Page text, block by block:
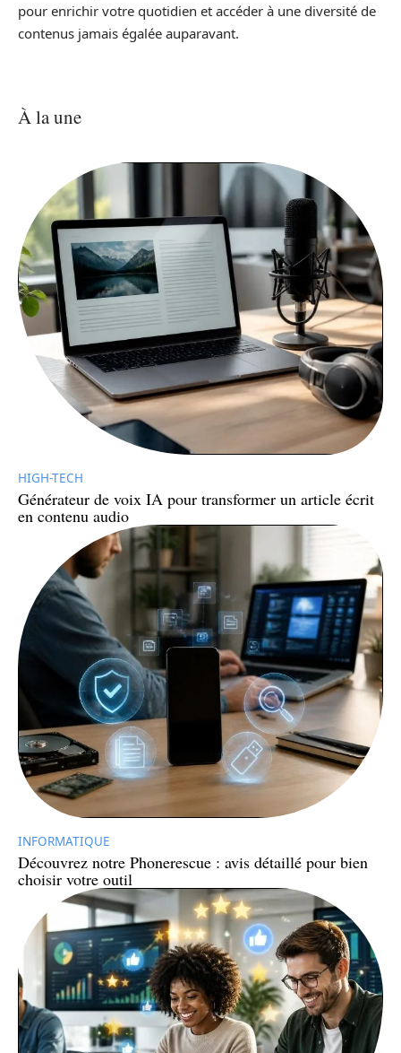
pour enrichir votre quotidien et accéder à une diversité de
contenus jamais égalée auparavant.
À la une
HIGH-TECH
Générateur de voix IA pour transformer un article écrit
en contenu audio
INFORMATIQUE
Découvrez notre Phonerescue : avis détaillé pour bien
choisir votre outil